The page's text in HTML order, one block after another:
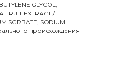
GLYCOL,
FRUIT EXTRACT /
SORBATE, SODIUM
происхождения